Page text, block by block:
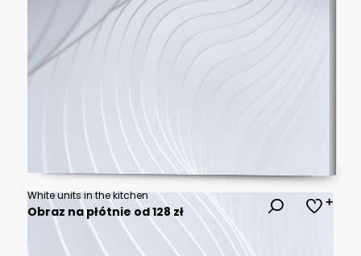
White units in the kitchen
Obraz na płótnie od 128 zł